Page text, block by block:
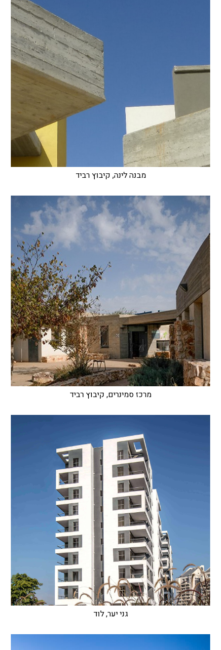
מבנה לינה, קיבוץ רביד
מרכז סמינרים, קיבוץ רביד
גני יער, לוד